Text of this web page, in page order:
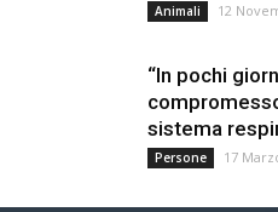
Animali 12
“In pochi
sistema
Persone 17